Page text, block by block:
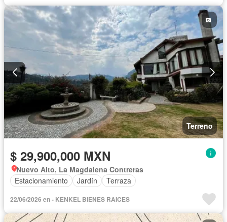
Terreno
$ 29,900,000 MXN
Nuevo Alto, La Magdalena Contreras
Estacionamiento
Jardín Terraza
22/06/2026 en - KENKEL BIENES RAICES